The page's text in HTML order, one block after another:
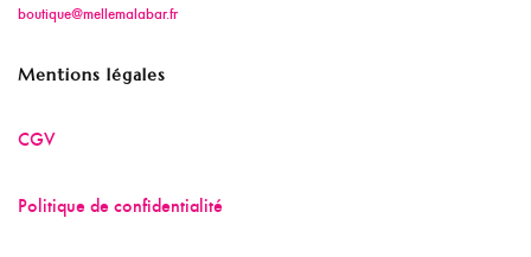
boutique@mellemalabar.fr
Mentions légales
CGV
Politique de confidentialité